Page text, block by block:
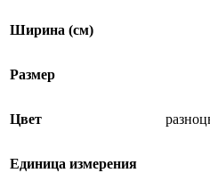
Ширина (см)
Размер
Цвет
Единица измерения